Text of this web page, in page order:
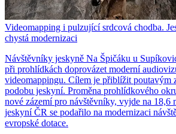
Videomapping i pulzující srdcová chodba.
chystá modernizaci
Návštěvníky jeskyně Na Špičáku u
při prohlídkách doprovázet moderní
videomappingu. Cílem je přiblížit poutavým
podobu jeskyní. Proměna prohlídkového
nové zázemí pro návštěvníky, vyjde na 18,6
jeskyní ČR se podařilo na modernizaci
evropské dotace.